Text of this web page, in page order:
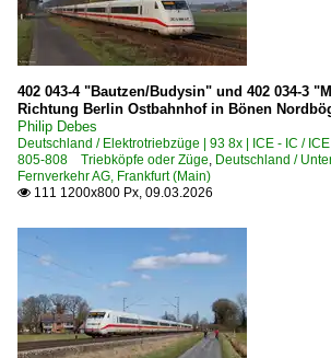
1 218 BR 218
3 361 DB 261 DB V 60 altrot/
Dieseltriebzüge | 95 80
0 620 BR 620 ·Coradia Lint 81·
0 628 BR 628 · 928 · BR 629
0 644 BR 644 ·Talent·
0 648 BR 648 ·Coradia Lint 41·
E-Loks | Drehstrom | 91 80
402 043-4 "Bautzen/Budysin" und 402 034-3
Richtung Berlin Ostbahnhof in Bönen
Philip Debes
Deutschland / Elektrotriebzüge | 93 8x | ICE - IC /
805-808 Triebköpfe oder Züge, Deutschland /
Fernverkehr AG, Frankfurt (Main)
 111 1200x800 Px, 09.03.2026